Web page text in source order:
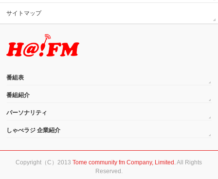
サイトマップ
番組表
番組紹介
パーソナリティ
しゃべラジ 企業紹介
Copyright（C）2013Tome community fm Company, Limited.All Rights
Reserved.